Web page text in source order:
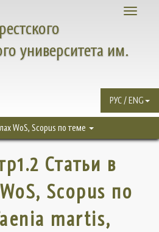
Toggle
университета им.
РУС / ENG
WoS, Scopus по теме
Статьи в
Scopus по
martis,